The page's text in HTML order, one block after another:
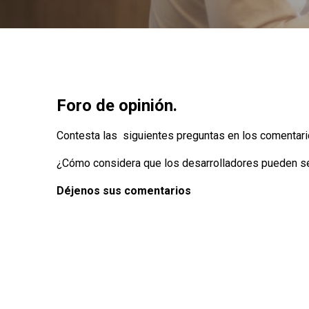
Foro de opinión.
Contesta las siguientes preguntas en los
¿Cómo considera que los desarrolladores pueden
Déjenos sus comentarios